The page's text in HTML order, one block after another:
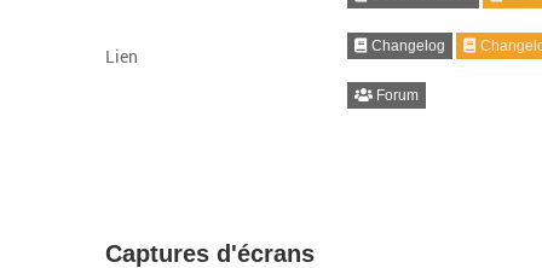
Lien Changelog
Forum
Captures d'écrans